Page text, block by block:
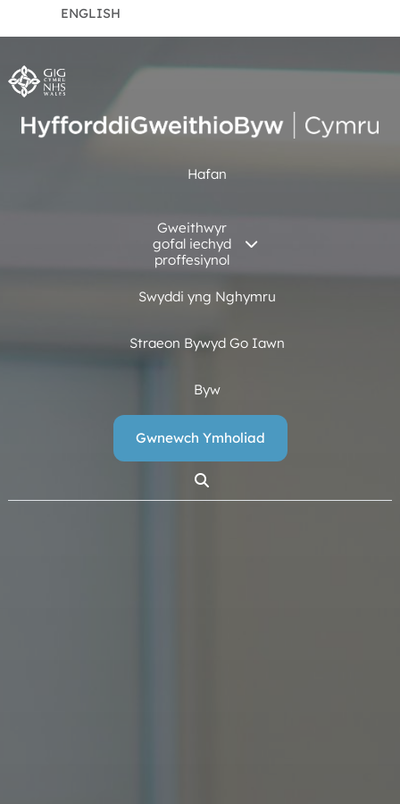
ENGLISH
Hafan
Gweithwyr
gofal iechyd
proffesiynol
Swyddi yng Nghymru
Straeon Bywyd Go Iawn
Byw
Gwnewch Ymholiad